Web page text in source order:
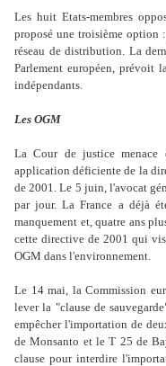
Les huit Etats-membres
proposé une troisième option
réseau de distribution. La
Parlement européen, prévoit
indépendants.
Les OGM
La Cour de justice menace
application déficiente de la
de 2001. Le 5 juin, l'avocat
par jour. La France a déjà
manquement et, quatre ans
cette directive de 2001 qui
OGM dans l'environnement.
Le 14 mai, la Commission
lever la "clause de
empêcher l'importation de
de Monsanto et le T 25 de
clause pour interdire